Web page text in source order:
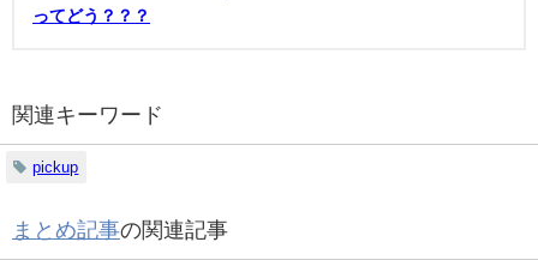
ってどう？？？
関連キーワード
pickup
まとめ記事の関連記事